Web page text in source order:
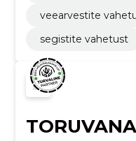
veearvestite
segistite vahetust